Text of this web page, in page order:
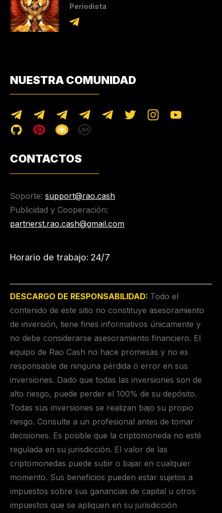
Periodista
NUESTRA COMUNIDAD
CONTACTOS
Soporte: support@rao.cash
Publicidad y Cooperación:
partnerst.rao.cash@gmail.com
Horario de trabajo: 24/7
DESCARGO DE RESPONSABILIDAD: Todo el
contenido de este sitio no constituye asesoramiento
de inversión, tiene fines informativos únicamente y
no debe considerarse asesoramiento financiero. El
equipo de Rao Cash no hace promesas y no es
responsable de ninguna pérdida o error en sus
inversiones. Dado que todas las inversiones son de
alto riesgo, puede perder el 100% de su depósito.
Todas sus inversiones se realizan bajo su propio
riesgo. Consulte a un profesional antes de tomar
decisiones. Es posible que la criptomoneda no esté
regulada en su jurisdicción. El valor de las
criptomonedas puede subir o bajar en cualquier
momento. Sus beneficios pueden estar sujetos a
impuestos sobre sus ganancias de capital u otros
impuestos que se apliquen en su jurisdicción